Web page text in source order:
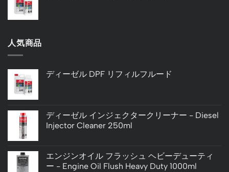
人気商品
ディーゼル DPF リフィルフルード
ディーゼル インジェクタークリーナー - Diesel
Injector Cleaner 250ml
エンジンオイル フラッシュ ヘビーデューティ
ー - Engine Oil Flush Heavy Duty 1000ml